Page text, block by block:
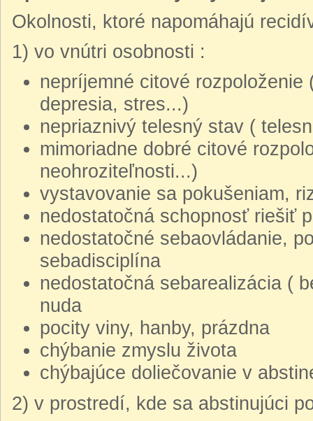
Okolnosti, ktoré napomáhajú
1) vo vnútri osobnosti :
nepríjemné citové
depresia, stres...)
nepriaznivý telesný stav (
mimoriadne dobré citové
neohroziteľnosti...)
vystavovanie sa pokušeniam,
nedostatočná schopnosť riešiť
nedostatočné sebaovládanie,
sebadisciplína
nedostatočná sebarealizácia (
nuda
pocity viny, hanby, prázdna
chýbanie zmyslu života
chýbajúce doliečovanie v
2) v prostredí, kde sa abstinujúci